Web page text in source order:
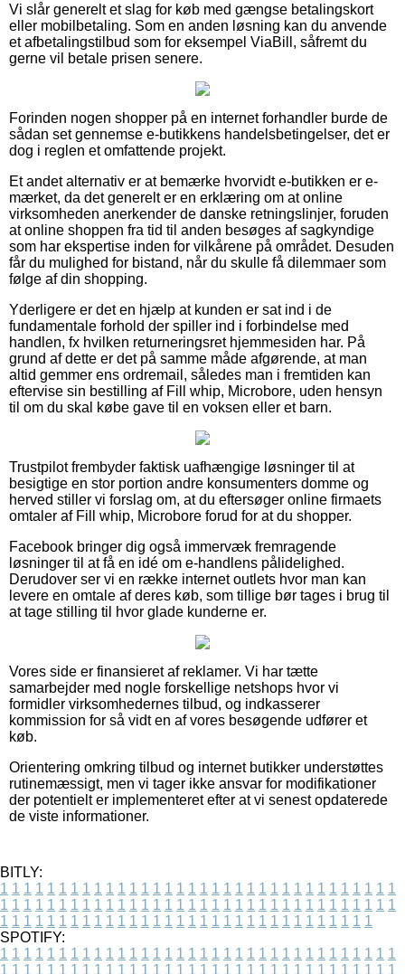
Vi slår generelt et slag for køb med gængse betalingskort
eller mobilbetaling. Som en anden løsning kan du anvende
et afbetalingstilbud som for eksempel ViaBill, såfremt du
gerne vil betale prisen senere.
Forinden nogen shopper på en internet forhandler burde de
sådan set gennemse e-butikkens handelsbetingelser, det er
dog i reglen et omfattende projekt.
Et andet alternativ er at bemærke hvorvidt e-butikken er e-
mærket, da det generelt er en erklæring om at online
virksomheden anerkender de danske retningslinjer, foruden
at online shoppen fra tid til anden besøges af sagkyndige
som har ekspertise inden for vilkårene på området. Desuden
får du mulighed for bistand, når du skulle få dilemmaer som
følge af din shopping.
Yderligere er det en hjælp at kunden er sat ind i de
fundamentale forhold der spiller ind i forbindelse med
handlen, fx hvilken returneringsret hjemmesiden har. På
grund af dette er det på samme måde afgørende, at man
altid gemmer ens ordremail, således man i fremtiden kan
eftervise sin bestilling af Fill whip, Microbore, uden hensyn
til om du skal købe gave til en voksen eller et barn.
Trustpilot frembyder faktisk uafhængige løsninger til at
besigtige en stor portion andre konsumenters domme og
herved stiller vi forslag om, at du eftersøger online firmaets
omtaler af Fill whip, Microbore forud for at du shopper.
Facebook bringer dig også immervæk fremragende
løsninger til at få en idé om e-handlens pålidelighed.
Derudover ser vi en række internet outlets hvor man kan
levere en omtale af deres køb, som tillige bør tages i brug til
at tage stilling til hvor glade kunderne er.
Vores side er finansieret af reklamer. Vi har tætte
samarbejder med nogle forskellige netshops hvor vi
formidler virksomhedernes tilbud, og indkasserer
kommission for så vidt en af vores besøgende udfører et
køb.
Orientering omkring tilbud og internet butikker understøttes
rutinemæssigt, men vi tager ikke ansvar for modifikationer
der potentielt er implementeret efter at vi senest opdaterede
de viste informationer.
BITLY:
1 1 1 1 1 1 1 1 1 1 1 1 1 1 1 1 1 1 1 1 1 1 1 1 1 1 1 1 1 1 1 1 1 1
1 1 1 1 1 1 1 1 1 1 1 1 1 1 1 1 1 1 1 1 1 1 1 1 1 1 1 1 1 1 1 1 1 1
1 1 1 1 1 1 1 1 1 1 1 1 1 1 1 1 1 1 1 1 1 1 1 1 1 1 1 1 1 1 1 1
SPOTIFY:
1 1 1 1 1 1 1 1 1 1 1 1 1 1 1 1 1 1 1 1 1 1 1 1 1 1 1 1 1 1 1 1 1 1
1 1 1 1 1 1 1 1 1 1 1 1 1 1 1 1 1 1 1 1 1 1 1 1 1 1 1 1 1 1 1 1 1 1